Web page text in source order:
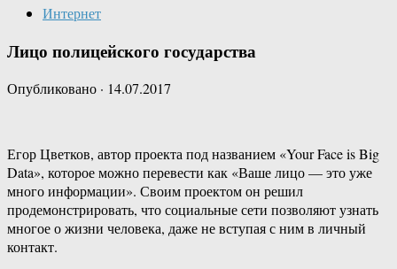
Интернет
Лицо полицейского государства
Опубликовано · 14.07.2017
Егор Цветков, автор проекта под названием «Your Face is Big
Data», которое можно перевести как «Ваше лицо — это уже
много информации». Своим проектом он решил
продемонстрировать, что социальные сети позволяют узнать
многое о жизни человека, даже не вступая с ним в личный
контакт.